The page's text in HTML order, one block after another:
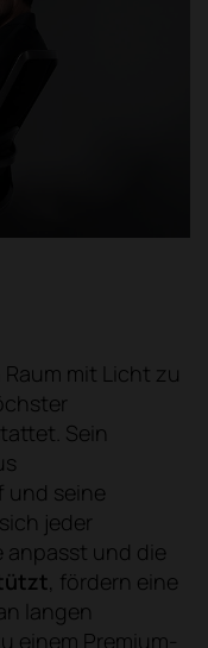
Raum mit Licht zu
Sein
und seine
jeder
anpasst und die
, fördern eine
langen
einem Premium-